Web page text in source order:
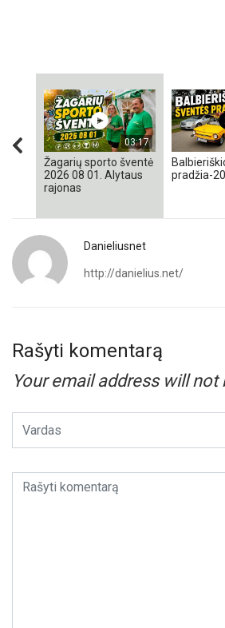
03:17
Žagarių sporto šventė
2026 08 01. Alytaus
rajonas
pradžia-
Danieliusnet
http://danielius.net/
Rašyti komentarą
Your email address will not